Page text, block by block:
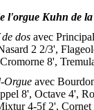
l'orgue Kuhn de
dos avec
2 2/3',
8',
Orgue avec
8', Octave 4',
4-5f 2',